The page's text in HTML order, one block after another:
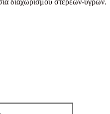
διαχωρισμού στερεών-υγρών.